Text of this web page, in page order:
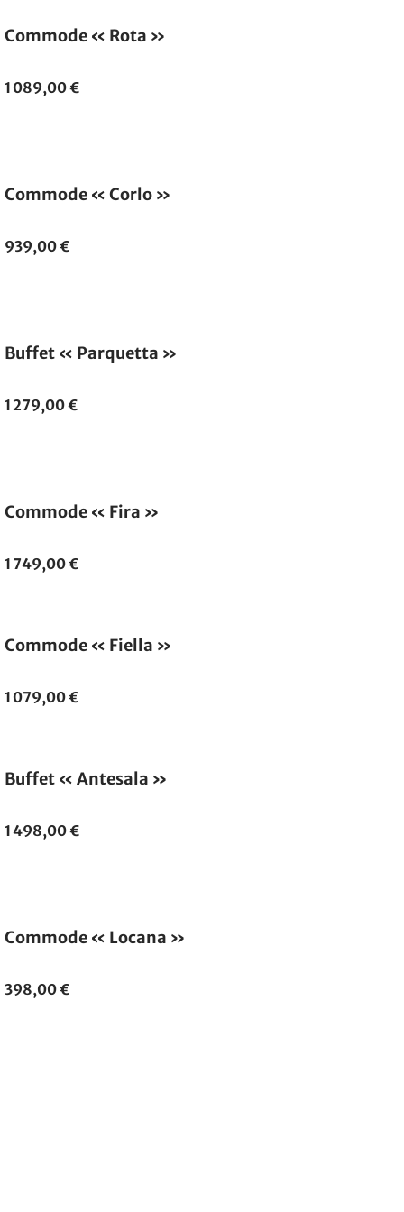
Commode « Rota »
1 089,00 €
Commode « Corlo »
939,00 €
Buffet « Parquetta »
1 279,00 €
Commode « Fira »
1 749,00 €
Commode « Fiella »
1 079,00 €
Buffet « Antesala »
1 498,00 €
Commode « Locana »
398,00 €